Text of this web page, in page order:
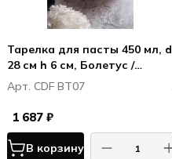
Тарелка для пасты 450 мл, d
28 см h 6 см, Болетус /
Boletus
Арт. CDF BT07
1 687 ₽
В корзину